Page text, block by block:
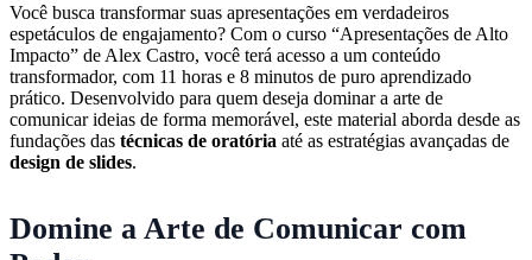
Você busca transformar suas apresentações em verdadeiros
espetáculos de engajamento? Com o curso “Apresentações de Alto
Impacto” de Alex Castro, você terá acesso a um conteúdo
transformador, com 11 horas e 8 minutos de puro aprendizado
prático. Desenvolvido para quem deseja dominar a arte de
comunicar ideias de forma memorável, este material aborda desde as
fundações das técnicas de oratória até as estratégias avançadas de
design de slides.
Domine a Arte de Comunicar com